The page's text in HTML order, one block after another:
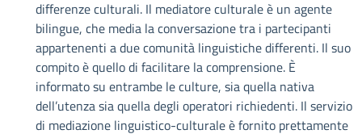
differenze culturali. Il mediatore culturale è un agente
bilingue, che media la conversazione tra i partecipanti
appartenenti a due comunità linguistiche differenti. Il suo
compito è quello di facilitare la comprensione. È
informato su entrambe le culture, sia quella nativa
dell’utenza sia quella degli operatori richiedenti. Il servizio
di mediazione linguistico-culturale è fornito prettamente